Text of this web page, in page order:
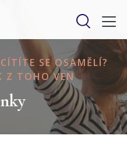
CÍTÍTE SE OSAMĚLÍ?
Z TOHO VEN